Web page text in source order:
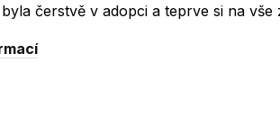
čerstvě v adopci a teprve si na vše